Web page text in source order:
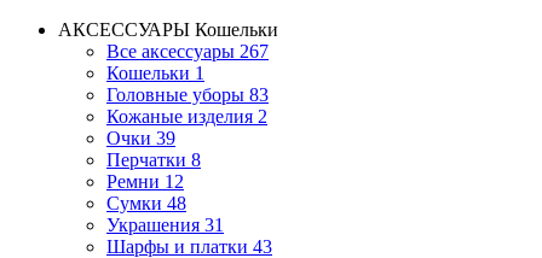
АКСЕССУАРЫ Кошельки
Все аксессуары 267
Кошельки 1
Головные уборы 83
Кожаные изделия 2
Очки 39
Перчатки 8
Ремни 12
Сумки 48
Украшения 31
Шарфы и платки 43